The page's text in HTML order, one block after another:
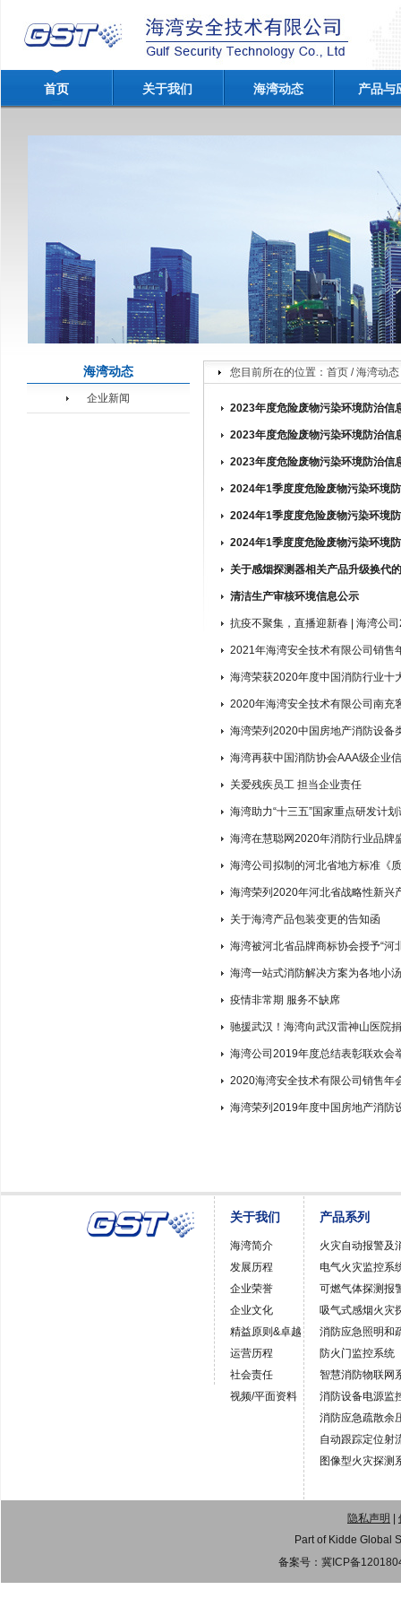
首页 关于我们 海湾动态 产品与
海湾动态
企业新闻
您目前所在的位置： 首页 /海湾动态
2023年度危险废物污染环境防治信
2023年度危险废物污染环境防治信
2023年度危险废物污染环境防治信
2024年1季度度危险废物污染环境
2024年1季度度危险废物污染环境
2024年1季度度危险废物污染环境
关于感烟探测器相关产品升级换代
清洁生产审核环境信息公示
抗疫不聚集，直播迎新春 | 海湾公
2021年海湾安全技术有限公司销售
海湾荣获2020年度中国消防行业十
2020年海湾安全技术有限公司南充
海湾荣列2020中国房地产消防设备
海湾再获中国消防协会AAA级企业
关爱残疾员工 担当企业责任
海湾助力“十三五”国家重点研发计
海湾在慧聪网2020年消防行业品牌
海湾公司拟制的河北省地方标准《
海湾荣列2020年河北省战略性新兴
关于海湾产品包装变更的告知函
海湾被河北省品牌商标协会授予“河
海湾一站式消防解决方案为各地小
疫情非常期 服务不缺席
驰援武汉！海湾向武汉雷神山医院
海湾公司2019年度总结表彰联欢会
2020海湾安全技术有限公司销售年
海湾荣列2019年度中国房地产消防
关于我们
海湾简介
发展历程
企业荣誉
企业文化
精益原则&卓越
运营历程
社会责任
视频/平面资料
产品系列
火灾自动报警及
电气火灾监控系
可燃气体探测报
吸气式感烟火灾
消防应急照明和
防火门监控系统
智慧消防物联网
消防设备电源监
消防应急疏散余
自动跟踪定位射
图像型火灾探测
隐私声明
Part of Kidde Global
备案号： 冀ICP备